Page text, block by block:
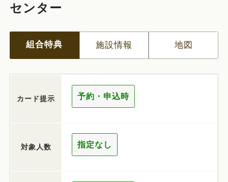
センター
組合特典 施設情報 地図
カード提示 予約・申込時
対象人数 指定なし